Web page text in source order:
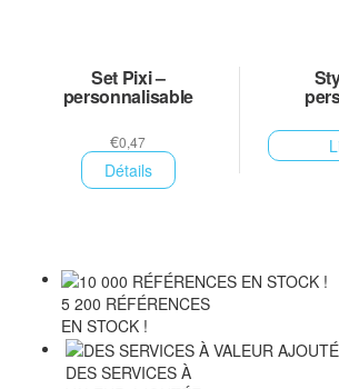
Set Pixi –
personnalisable
€0,47
Détails
5 200 RÉFÉRENCES
EN STOCK !
DES SERVICES À